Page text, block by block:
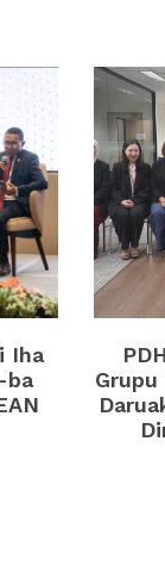
Iha
ba